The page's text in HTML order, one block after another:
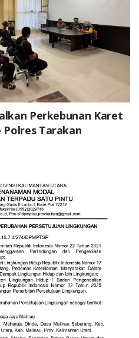
Perkebunan Karet
Polres Tarakan